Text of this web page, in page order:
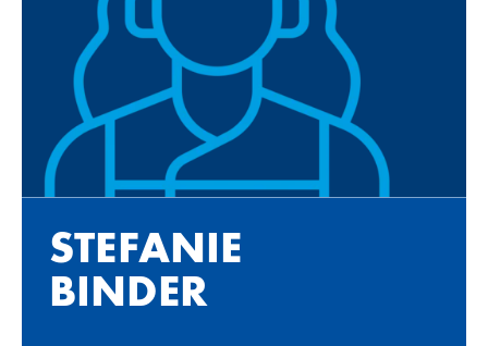
STE­FA­NIE
BIN­DER